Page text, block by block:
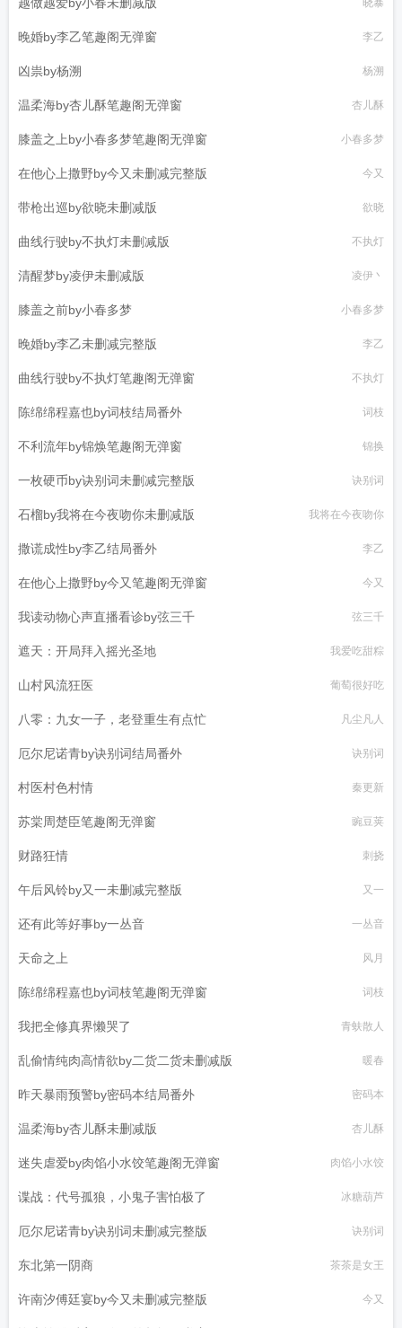
晓暴
晚婚by李乙笔趣阁无弹窗 李乙
凶祟by杨溯 杨溯
温柔海by杏儿酥笔趣阁无弹窗 杏儿酥
膝盖之上by小春多梦笔趣阁无弹窗 小春多梦
在他心上撒野by今又未删减完整版 今又
带枪出巡by欲晓未删减版 欲晓
曲线行驶by不执灯未删减版 不执灯
清醒梦by凌伊未删减版 凌伊丶
膝盖之前by小春多梦 小春多梦
晚婚by李乙未删减完整版 李乙
曲线行驶by不执灯笔趣阁无弹窗 不执灯
陈绵绵程嘉也by词枝结局番外 词枝
不利流年by锦焕笔趣阁无弹窗 锦换
一枚硬币by诀别词未删减完整版 诀别词
石榴by我将在今夜吻你未删减版 我将在今夜吻你
撒谎成性by李乙结局番外 李乙
在他心上撒野by今又笔趣阁无弹窗 今又
我读动物心声直播看诊by弦三千 弦三千
遮天：开局拜入摇光圣地 我爱吃甜粽
山村风流狂医 葡萄很好吃
八零：九女一子，老登重生有点忙 凡尘凡人
厄尔尼诺青by诀别词结局番外 诀别词
村医村色村情 秦更新
苏棠周楚臣笔趣阁无弹窗 豌豆荚
财路狂情 刺挠
午后风铃by又一未删减完整版 又一
还有此等好事by一丛音 一丛音
天命之上 风月
陈绵绵程嘉也by词枝笔趣阁无弹窗 词枝
我把全修真界懒哭了 青蚨散人
乱偷情纯肉高情欲by二货二货未删减版 暖春
昨天暴雨预警by密码本结局番外 密码本
温柔海by杏儿酥未删减版 杏儿酥
迷失虐爱by肉馅小水饺笔趣阁无弹窗 肉馅小水饺
谍战：代号孤狼，小鬼子害怕极了 冰糖葫芦
厄尔尼诺青by诀别词未删减完整版 诀别词
东北第一阴商 茶茶是女王
许南汐傅廷宴by今又未删减完整版 今又